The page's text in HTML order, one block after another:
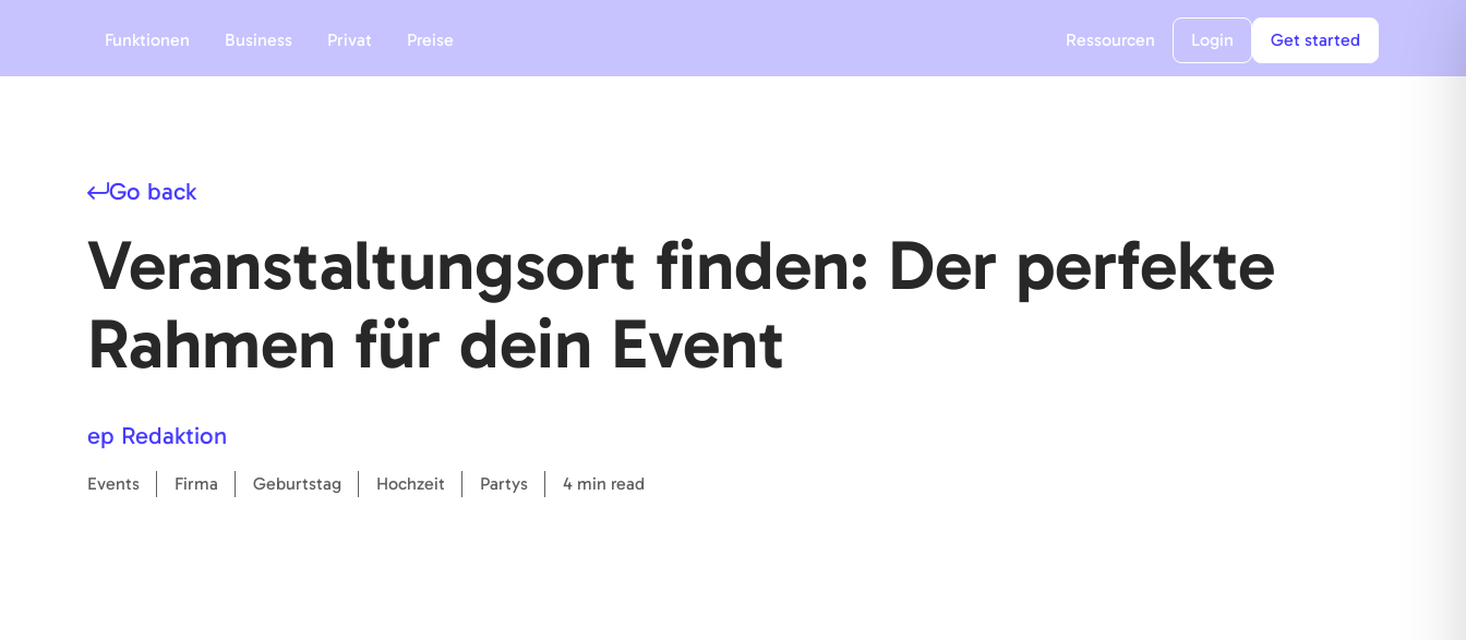
Funktionen Business Privat Preise Ressourcen Login Get started
Go back
Veranstaltungsort finden: Der perfekte
Rahmen für dein Event
ep Redaktion
Events Firma Geburtstag Hochzeit Partys 4 min read